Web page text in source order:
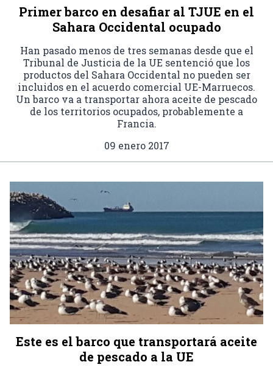
Primer barco en desafiar al TJUE en el
Sahara Occidental ocupado
Han pasado menos de tres semanas desde que el
Tribunal de Justicia de la UE sentenció que los
productos del Sahara Occidental no pueden ser
incluidos en el acuerdo comercial UE-Marruecos.
Un barco va a transportar ahora aceite de pescado
de los territorios ocupados, probablemente a
Francia.
09 enero 2017
Este es el barco que transportará aceite
de pescado a la UE